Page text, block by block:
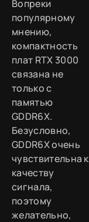
Вопреки
популярному
мнению,
компактность
плат RTX 3000
связана не
только с
памятью
GDDR6X.
Безусловно,
GDDR6X очень
чувствительна к
качеству
сигнала,
поэтому
желательно,